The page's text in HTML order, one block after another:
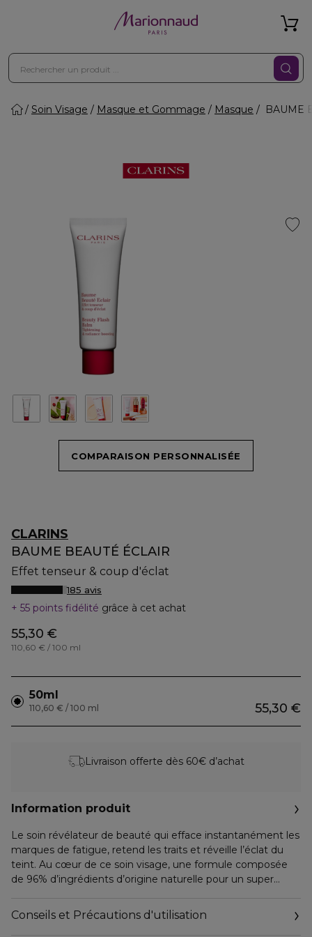
Soin Visage Masque et Gommage Masque BAUME
COMPARAISON PERSONNALISÉE
CLARINS
BAUME BEAUTÉ ÉCLAIR
Effet tenseur & coup d'éclat
185 avis
55 points fidélité grâce à cet achat
55,30 €
110,60 € / 100 ml
50ml
55,30 €
110,60 € / 100 ml
Livraison offerte dès 60€ d’achat
Information produit
Le soin révélateur de beauté qui efface instantanément les
marques de fatigue, retend les traits et réveille l’éclat du
teint. Au cœur de ce soin visage, une formule composée
de 96% d’ingrédients d’origine naturelle pour un super
énergiser la peau pour la rendre radieuse et éclatante et
l’extrait de figuier de Barbarie qui aide à activer le
Conseils et Précautions d'utilisation